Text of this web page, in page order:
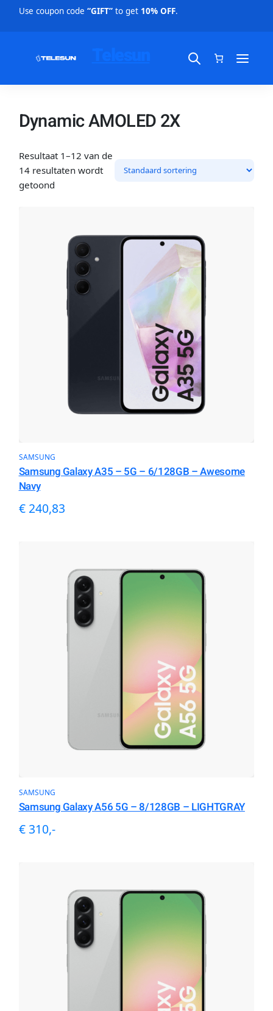
Use coupon code “GIFT”to get 10% OFF.
Dynamic AMOLED 2X
Resultaat 1–12 van de
14 resultaten wordt
getoond
SAMSUNG
Samsung Galaxy A35 – 5G – 6/128GB – Awesome
Navy
€240,83
SAMSUNG
Samsung Galaxy A56 5G – 8/128GB – LIGHTGRAY
€ 310,-